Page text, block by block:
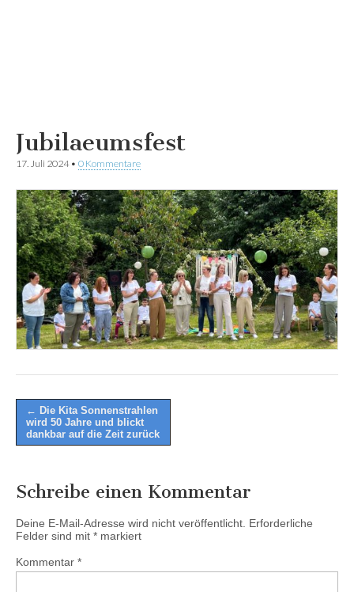
Jubilaeumsfest
17. Juli 2024• 0 Kommentare
Post
navigation
← Die Kita Sonnenstrahlen
wird 50 Jahre und blickt
dankbar auf die Zeit zurück
Schreibe einen Kommentar
Deine E-Mail-Adresse wird nicht veröffentlicht. Erforderliche
Felder sind mit * markiert
Kommentar *